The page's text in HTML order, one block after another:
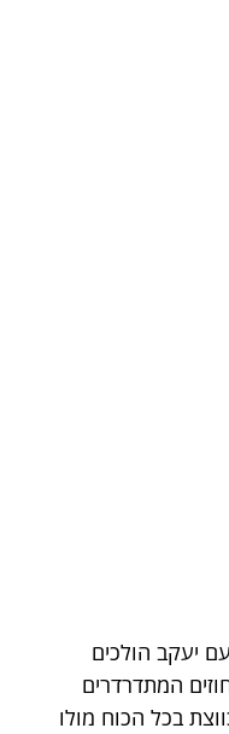
יעקב הולכים
המתדרדרים
בכל הכוח מולו